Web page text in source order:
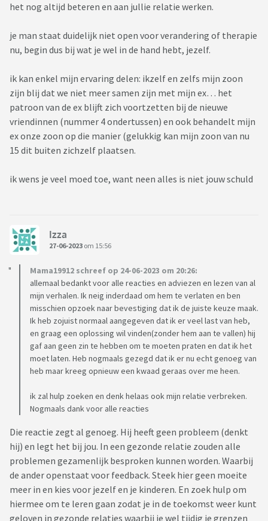
het nog altijd beteren en aan jullie relatie werken.
je man staat duidelijk niet open voor verandering of therapie
nu, begin dus bij wat je wel in de hand hebt, jezelf.
ik kan enkel mijn ervaring delen: ikzelf en zelfs mijn zoon
zijn blij dat we niet meer samen zijn met mijn ex… het
patroon van de ex blijft zich voortzetten bij de nieuwe
vriendinnen (nummer 4 ondertussen) en ook behandelt mijn
ex onze zoon op die manier (gelukkig kan mijn zoon van nu
15 dit buiten zichzelf plaatsen.
ik wens je veel moed toe, want neen alles is niet jouw schuld
Izza
27-06-2023 om 15:56
Mama19912 schreef op 24-06-2023 om 20:26:
allemaal bedankt voor alle reacties en adviezen en lezen van al
mijn verhalen. Ik neig inderdaad om hem te verlaten en ben
misschien opzoek naar bevestiging dat ik de juiste keuze maak.
Ik heb zojuist normaal aangegeven dat ik er veel last van heb,
en graag een oplossing wil vinden(zonder hem aan te vallen) hij
gaf aan geen zin te hebben om te moeten praten en dat ik het
moet laten. Heb nogmaals gezegd dat ik er nu echt genoeg van
heb maar kreeg opnieuw een kwaad geraas over me heen.
ik zal hulp zoeken en denk helaas ook mijn relatie verbreken.
Nogmaals dank voor alle reacties
Die reactie zegt al genoeg. Hij heeft geen probleem (denkt
hij) en legt het bij jou. In een gezonde relatie zouden alle
problemen gezamenlijk besproken kunnen worden. Waarbij
de ander openstaat voor feedback. Steek hier geen moeite
meer in en kies voor jezelf en je kinderen. En zoek hulp om
hiermee om te leren gaan zodat je in de toekomst weer kunt
geloven in gezonde relaties waarbij je wel tijdig je grenzen